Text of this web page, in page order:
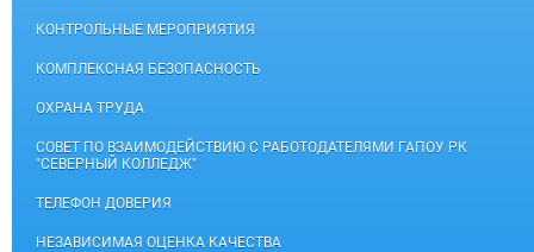
КОНТРОЛЬНЫЕ МЕРОПРИЯТИЯ
КОМПЛЕКСНАЯ БЕЗОПАСНОСТЬ
ОХРАНА ТРУДА
СОВЕТ ПО ВЗАИМОДЕЙСТВИЮ С РАБОТОДАТЕЛЯМИ ГАПОУ РК
"СЕВЕРНЫЙ КОЛЛЕДЖ"
ТЕЛЕФОН ДОВЕРИЯ
НЕЗАВИСИМАЯ ОЦЕНКА КАЧЕСТВА